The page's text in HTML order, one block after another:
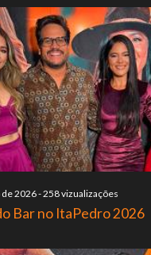
de 2026-258 vizualizações
Bar no ItaPedro 2026